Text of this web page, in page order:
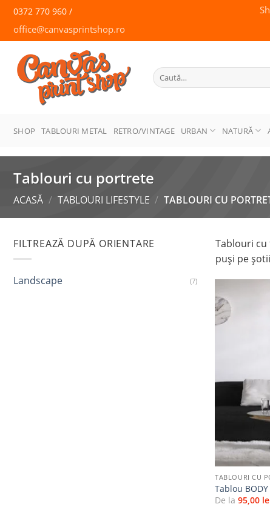
Skip
content
0372 770 960 /
office@canvasprintshop.ro
CANVAS
PRINT SHOP
Caută
după:
SHOP TABLOURI METAL RETRO/VINTAGE URBAN NATURĂ
Tablouri cu portrete
ACASĂ / TABLOURI LIFESTYLE / TABLOURI CU
FILTREAZĂ DUPĂ ORIENTARE
Landscape (7)
Tablouri cu
puși pe
+
TABLOURI CU
Tablou BODY
De la95,00